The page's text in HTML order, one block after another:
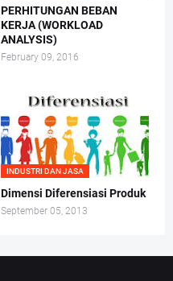
PERHITUNGAN BEBAN
KERJA (WORKLOAD
ANALYSIS)
February 09, 2016
INDUSTRI DAN JASA
Dimensi Diferensiasi Produk
September 05, 2013